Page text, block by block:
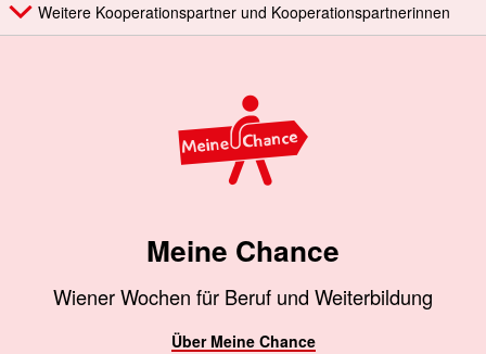
Weitere Kooperationspartner und Kooperationspartnerinnen
Meine Chance
Wiener Wochen für Beruf und Weiterbildung
Über Meine Chance